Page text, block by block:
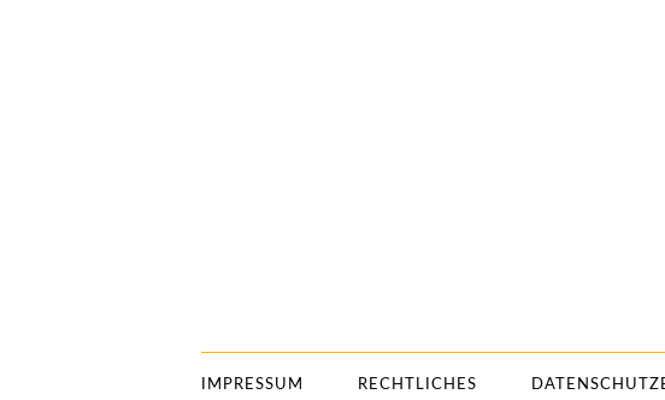
IMPRESSUM RECHTLICHES